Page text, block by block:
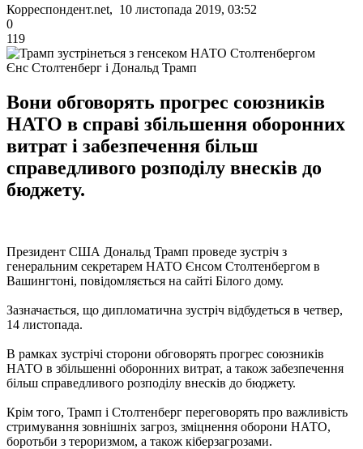
Корреспондент.net, 10 листопада 2019, 03:52
0
119
Єнс Столтенберг і Дональд Трамп
Вони обговорять прогрес союзників
НАТО в справі збільшення оборонних
витрат і забезпечення більш
справедливого розподілу внесків до
бюджету.
Президент США Дональд Трамп проведе зустріч з
генеральним секретарем НАТО Єнсом Столтенбергом в
Вашингтоні, повідомляється на сайті Білого дому.
Зазначається, що дипломатична зустріч відбудеться в четвер,
14 листопада.
В рамках зустрічі сторони обговорять прогрес союзників
НАТО в збільшенні оборонних витрат, а також забезпечення
більш справедливого розподілу внесків до бюджету.
Крім того, Трамп і Столтенберг переговорять про важливість
стримування зовнішніх загроз, зміцнення оборони НАТО,
боротьби з тероризмом, а також кіберзагрозами.